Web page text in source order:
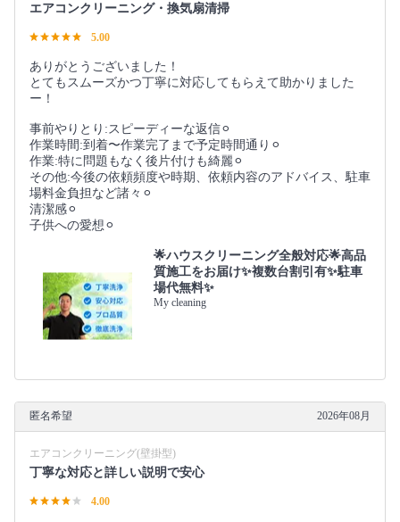
エアコンクリーニング・換気扇清掃
5.00
ありがとうございました！
とてもスムーズかつ丁寧に対応してもらえて助かりました
ー！
事前やりとり:スピーディーな返信⚪︎
作業時間:到着〜作業完了まで予定時間通り⚪︎
作業:特に問題もなく後片付けも綺麗⚪︎
その他:今後の依頼頻度や時期、依頼内容のアドバイス、駐車
場料金負担など諸々⚪︎
清潔感⚪︎
子供への愛想⚪︎
🌟ハウスクリーニング全般対応🌟高品
質施工をお届け✨複数台割引有✨駐車
場代無料✨
My cleaning
匿名希望 2026年08月
エアコンクリーニング(壁掛型)
丁寧な対応と詳しい説明で安心
4.00